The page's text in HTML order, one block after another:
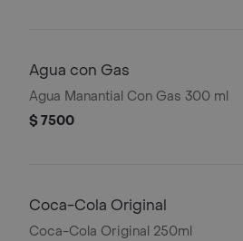
Agua con Gas
Agua Manantial Con Gas 300 ml
$ 7500
Coca-Cola Original
Coca-Cola Original 250ml